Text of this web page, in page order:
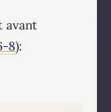
avant
8):